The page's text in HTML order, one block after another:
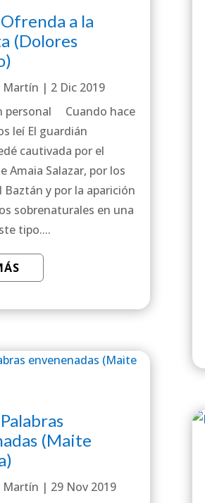
a la
(Dolores
Martín | 2 Dic 2019
Cuando hace
leí El guardián
cautivada por el
Amaia Salazar, por los
Baztán y por la aparición
sobrenaturales en una
tipo....
(Maite
Martín | 29 Nov 2019